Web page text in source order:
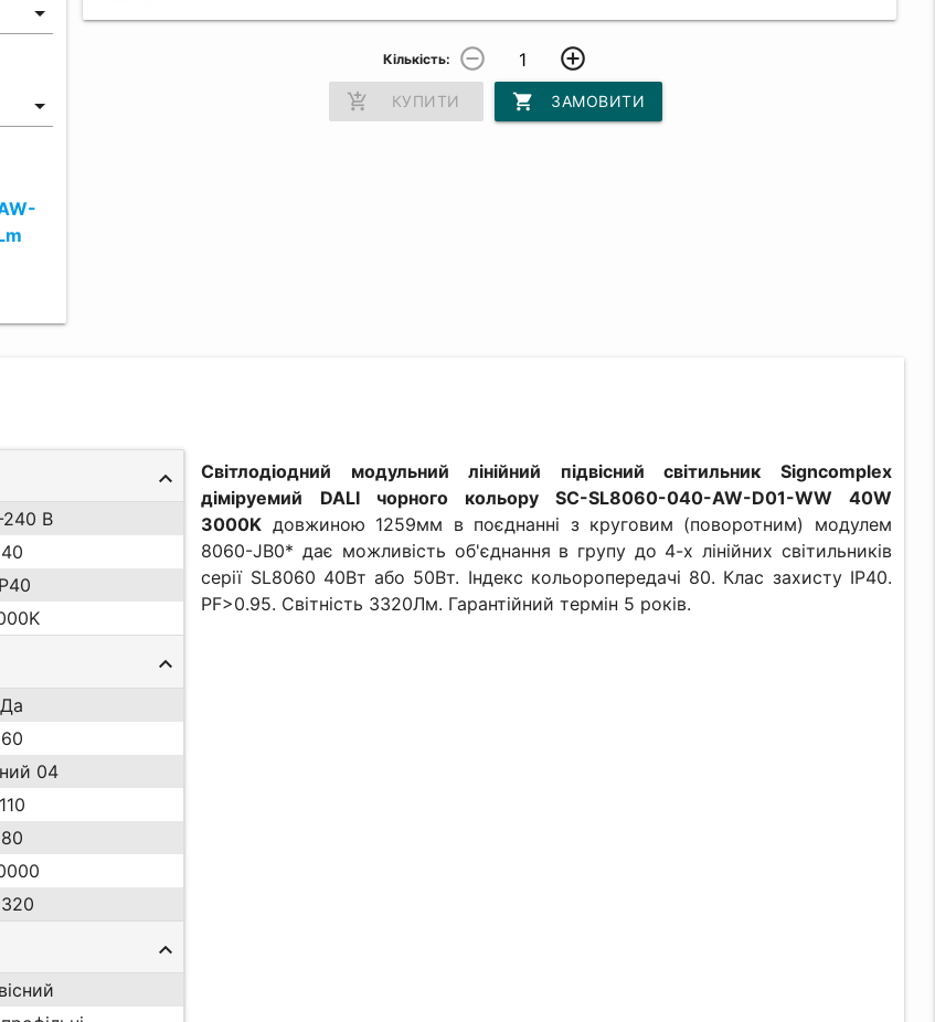
Кількість: remove_circle_outline add_circle_outline
add_shopping_cart КУПИТИ shopping_cart ЗАМОВИТИ
240 В
40
Да
60
04
110
80
Світлодіодний модульний лінійний підвісний світильник Signcomplex
діміруемий DALI чорного кольору SC-SL8060-040-AW-D01-WW 40W
3000K довжиною 1259мм в поєднанні з круговим (поворотним) модулем
8060-JB0* дає можливість об'єднання в групу до 4-х лінійних світильників
серії SL8060 40Вт або 50Вт. Індекс кольоропередачі 80. Клас захисту IP40.
PF>0.95. Світність 3320Лм. Гарантійний термін 5 років.